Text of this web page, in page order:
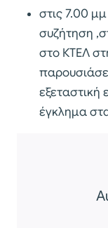
στις 7.00
συζήτηση
στο ΚΤΕΛ
εξεταστική
έγκλημα